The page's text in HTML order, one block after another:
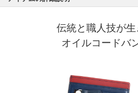
伝統と職人技が生
オイルコードバ